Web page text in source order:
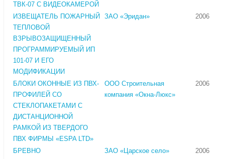
ТВК-07 С ВИДЕОКАМЕРОЙ
ИЗВЕЩАТЕЛЬ ПОЖАРНЫЙ
ТЕПЛОВОЙ
ВЗРЫВОЗАЩИЩЕННЫЙ
ПРОГРАММИРУЕМЫЙ ИП
101-07 И ЕГО
МОДИФИКАЦИИ
ЗАО «Эридан» 2006
БЛОКИ ОКОННЫЕ ИЗ ПВХ-
ПРОФИЛЕЙ СО
СТЕКЛОПАКЕТАМИ С
ДИСТАНЦИОННОЙ
РАМКОЙ ИЗ ТВЕРДОГО
ПВХ ФИРМЫ «ESPA LTD»
ООО Строительная
компания «Окна-Люкс»
2006
БРЕВНО
ЗАО «Царское село» 2006